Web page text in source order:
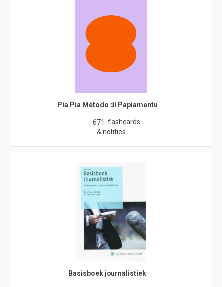
Pia Pia Método di Papiamentu
671 flashcards
& notities
Basisboek journalistiek